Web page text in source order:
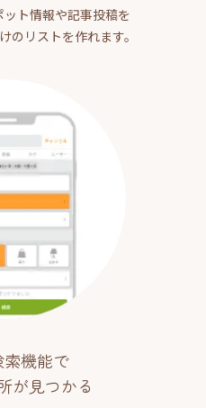
ト情報や記事投稿を
のリストを作れます。
機能で
が見つかる